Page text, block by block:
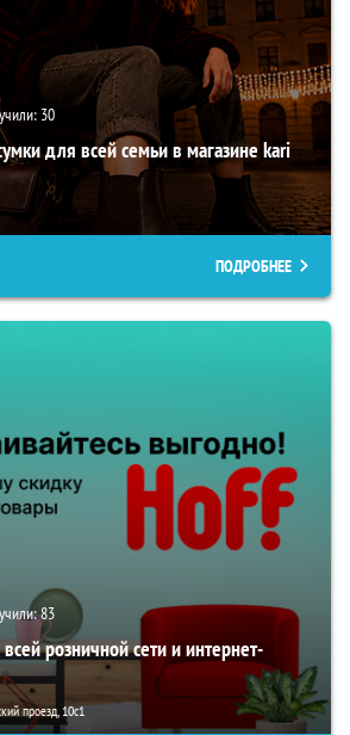
30
для всей семьи в магазине kari
ПОДРОБНЕЕ
83
розничной сети и интернет-
проезд, 10с1